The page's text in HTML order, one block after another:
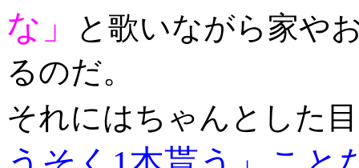
な」
と歌いながら家や
るのだ。
それにはちゃんとした